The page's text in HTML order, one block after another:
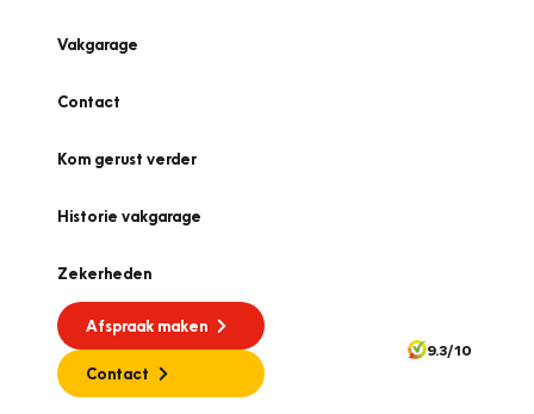
Vakgarage
Contact
Kom gerust verder
Historie vakgarage
Zekerheden
Afspraak maken
Contact
9.3/10